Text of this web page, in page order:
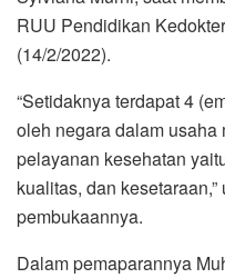
RUU Pendidikan
(14/2/2022).
“Setidaknya terdapat 4
oleh negara dalam usaha
pelayanan kesehatan
kualitas, dan
pembukaannya.
Dalam pemaparannya